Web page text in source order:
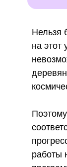
Нельзя
на этот
работы